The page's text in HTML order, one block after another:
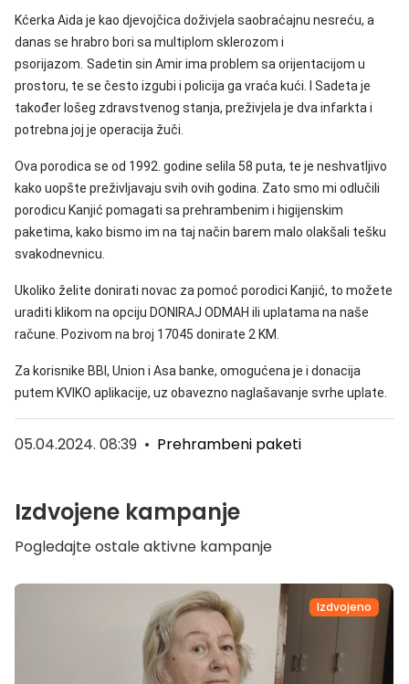
Kćerka Aida je kao djevojčica doživjela saobraćajnu nesreću, a
danas se hrabro bori sa multiplom sklerozom i
psorijazom. Sadetin sin Amir ima problem sa orijentacijom u
prostoru, te se često izgubi i policija ga vraća kući.
I Sadeta je
također lošeg zdravstvenog stanja, preživjela je dva infarkta i
potrebna joj je operacija žuči.
Ova porodica se od 1992. godine selila 58 puta, te je neshvatljivo
kako uopšte preživljavaju svih ovih godina. Zato smo mi odlučili
porodicu Kanjić pomagati sa prehrambenim i higijenskim
paketima, kako bismo im na taj način barem malo olakšali tešku
svakodnevnicu.
Ukoliko želite donirati novac za pomoć porodici Kanjić, to možete
uraditi klikom na opciju DONIRAJ ODMAH ili uplatama na naše
račune. Pozivom na broj 17045 donirate 2 KM.
Za korisnike BBI, Union i Asa banke, omogućena je i donacija
putem KVIKO aplikacije, uz obavezno naglašavanje svrhe uplate.
05.04.2024. 08:39 • Prehrambeni paketi
Izdvojene kampanje
Pogledajte ostale aktivne kampanje
Izdvojeno